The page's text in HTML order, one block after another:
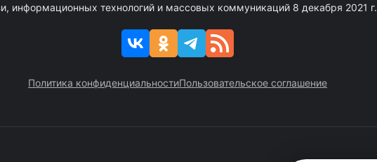
информационных технологий и массовых коммуникаций 8 декабря 2021 г.
Политика конфиденциальностиПользовательское соглашение